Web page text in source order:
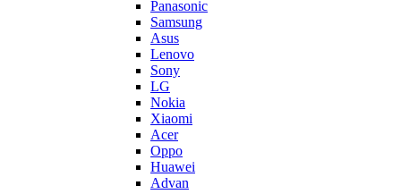
Panasonic
Samsung
Asus
Lenovo
Sony
LG
Nokia
Xiaomi
Acer
Oppo
Huawei
Advan